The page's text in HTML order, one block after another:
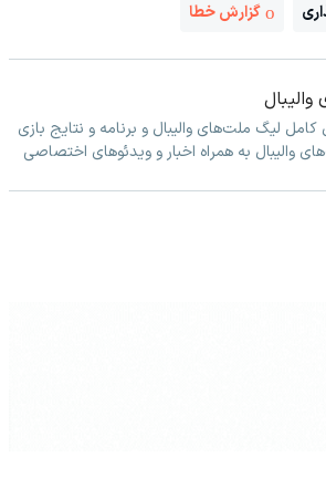
گزارش خطا
لیگ ملت‌های والیبال و برنامه و نتایج بازی
والیبال به همراه اخبار و ویدئوهای اختصاصی